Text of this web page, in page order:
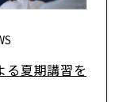
る夏期講習を